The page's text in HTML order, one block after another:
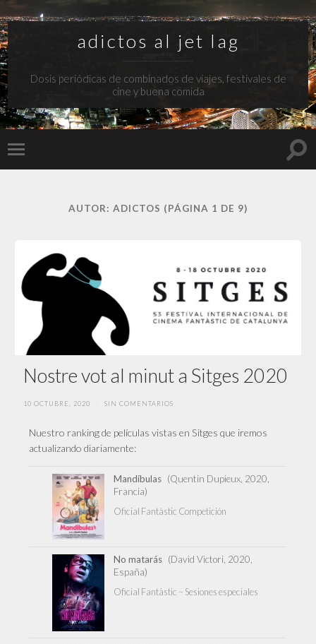
adictos al jet lag
Dosis periódicas de combinados de viajes, festivales de
cine y buena comida
Alternar
el
AUTOR: ADICTOS (PÁGINA 1 DE 9)
Nostre vot al minut a Sitges 2020
10 OCTUBRE, 2020 SIN COMENTARIOS
Nuestro ranking de películas vistas en Sitges que iremos
actualizando diariamente:
Mandíbulas (Quentin Dupieux, 2020,
Francia)
Oficial Fantàstic Competición
No matarás (David Victori, 2020,
España)
Oficial Fantàstic – Sesiones especiales